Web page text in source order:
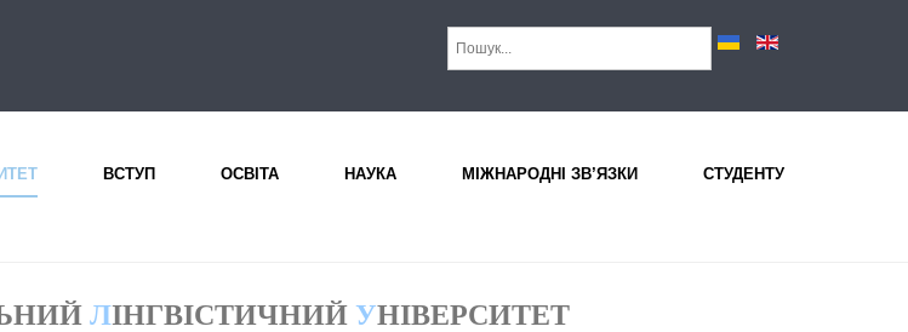
ВСТУП ОСВІТА НАУКА МІЖНАРОДНІ ЗВ’ЯЗКИ СТУДЕНТУ
ЛІНГВІСТИЧНИЙ УНІВЕРСИТЕТ